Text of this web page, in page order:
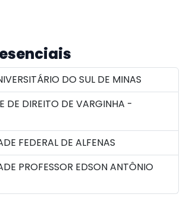
DO SUL DE MINAS
DE DIREITO DE VARGINHA -
FEDERAL DE ALFENAS
PROFESSOR EDSON ANTÔNIO